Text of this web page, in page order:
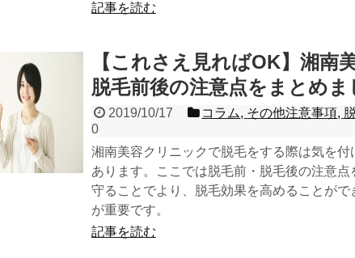
記事を読む
【これさえ見ればOK】湘南
脱毛前後の注意点をまとめま
2019/10/17 コラム, その他注意事項,
0
湘南美容クリニックで脱毛をする際は気を
あります。ここでは脱毛前・脱毛後の注意点
守ることでより、脱毛効果を高めることがで
が重要です。
記事を読む